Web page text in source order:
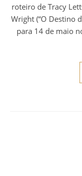
roteiro de Tracy
Wright (“O Destino
para 14 de maio